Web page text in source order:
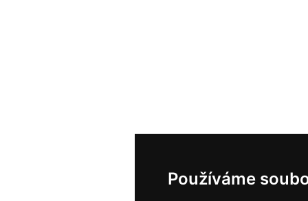
Používáme